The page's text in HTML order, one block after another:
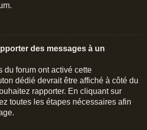
des messages à un
du forum ont activé cette
dédié devrait être affiché à côté du
rapporter. En cliquant sur
toutes les étapes nécessaires afin